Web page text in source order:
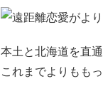
本土と北海道を直
これまでよりもも